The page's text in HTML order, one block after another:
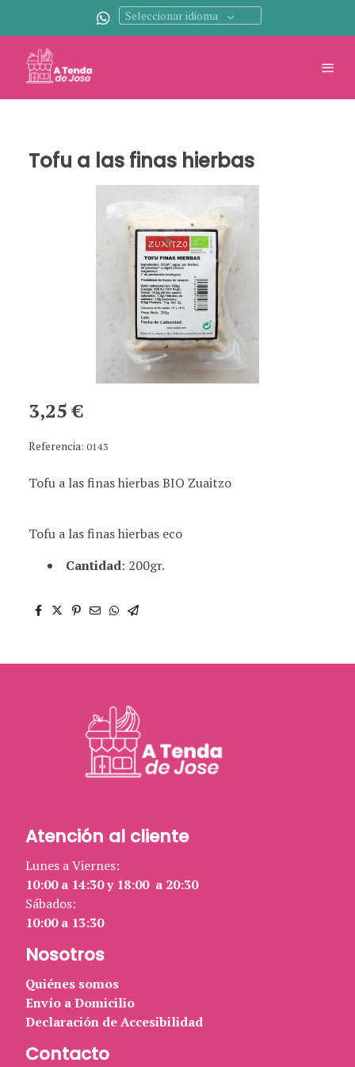
Seleccionar idioma
Tofu a las finas hierbas
3,25 €
Referencia: 0143
Tofu a las finas hierbas BIO Zuaitzo
Tofu a las finas hierbas eco
Cantidad: 200gr.
Atención al cliente
Lunes a Viernes:
10:00 a 14:30 y 18:00 a 20:30
Sábados:
10:00 a 13:30
Nosotros
Quiénes somos
Envío a Domicilio
Declaración de Accesibilidad
Contacto